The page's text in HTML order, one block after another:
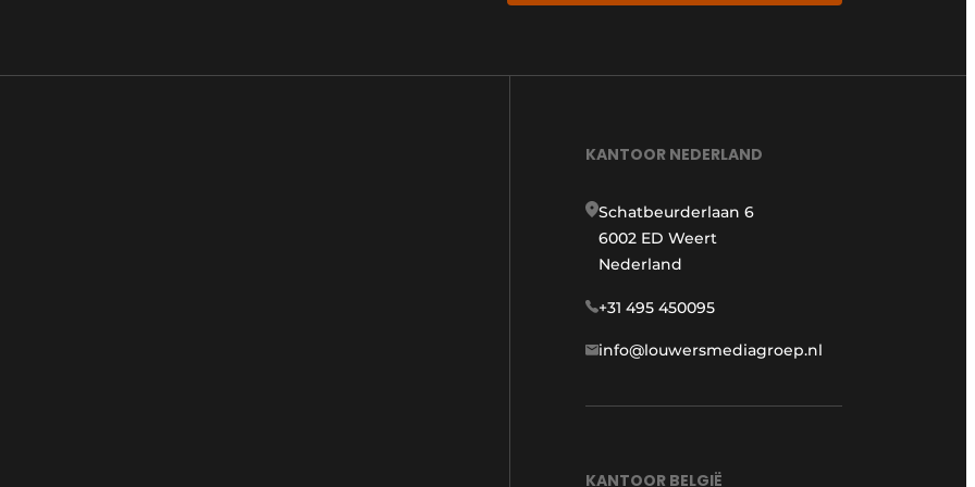
KANTOOR NEDERLAND
Schatbeurderlaan 6
6002 ED Weert
Nederland
+31 495 450095
info@louwersmediagroep.nl
KANTOOR BELGIË